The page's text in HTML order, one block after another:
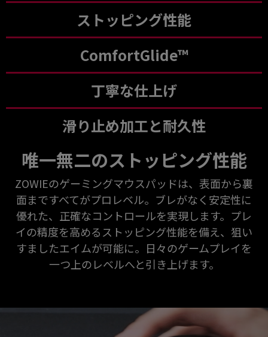
ストッピング性能
ComfortGlide™
丁寧な仕上げ
滑り止め加工と耐久性
唯一無二のストッピング性能
ZOWIEのゲーミングマウスパッドは、表面から裏
面まですべてがプロレベル。ブレがなく安定性に
優れた、正確なコントロールを実現します。プレ
イの精度を高めるストッピング性能を備え、狙い
すましたエイムが可能に。日々のゲームプレイを
一つ上のレベルへと引き上げます。